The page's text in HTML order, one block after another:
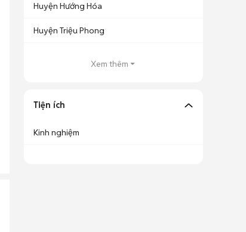
Huyện Hướng Hóa
Huyện Triệu Phong
Xem thêm
Tiện ích
Kinh nghiệm